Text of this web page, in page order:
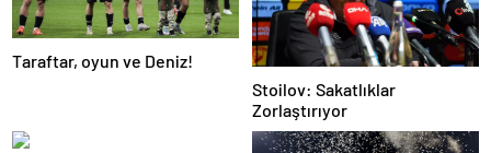
Taraftar, oyun ve Deniz!
Stoilov: Sakatlıklar
Zorlaştırıyor